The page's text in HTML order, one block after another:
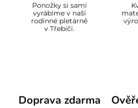
Ponožky si sami
vyrábíme v naší
rodinné pletárně
v Třebíči.
Doprava zdarma